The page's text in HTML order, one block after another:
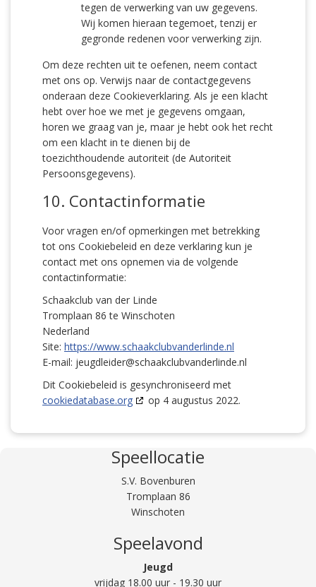
tegen de verwerking van uw gegevens.
Wij komen hieraan tegemoet, tenzij er
gegronde redenen voor verwerking zijn.
Om deze rechten uit te oefenen, neem contact
met ons op. Verwijs naar de contactgegevens
onderaan deze Cookieverklaring. Als je een klacht
hebt over hoe we met je gegevens omgaan,
horen we graag van je, maar je hebt ook het recht
om een klacht in te dienen bij de
toezichthoudende autoriteit (de Autoriteit
Persoonsgegevens).
10. Contactinformatie
Voor vragen en/of opmerkingen met betrekking
tot ons Cookiebeleid en deze verklaring kun je
contact met ons opnemen via de volgende
contactinformatie:
Schaakclub van der Linde
Tromplaan 86 te Winschoten
Nederland
Site: https://www.schaakclubvanderlinde.nl
E-mail: jeugdleider@schaakclubvanderlinde.nl
Dit Cookiebeleid is gesynchroniseerd met
cookiedatabase.org
op 4 augustus 2022.
Speellocatie
S.V. Bovenburen
Tromplaan 86
Winschoten
Speelavond
Jeugd
vrijdag 18.00 uur - 19.30 uur